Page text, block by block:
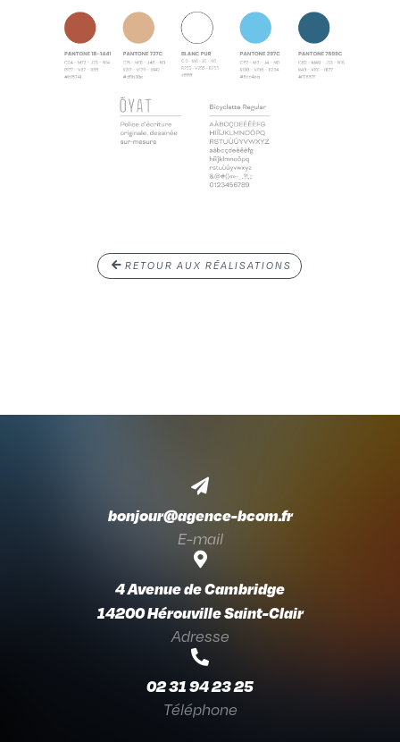
RETOUR AUX RÉALISATIONS

bonjour@agence-bcom.fr
E-mail

4 Avenue de Cambridge
14200 Hérouville Saint-Clair
Adresse

02 31 94 23 25
Téléphone